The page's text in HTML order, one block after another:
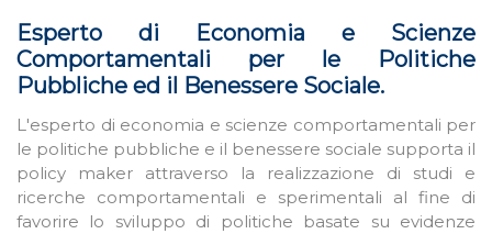
Esperto di Economia e Scienze
Comportamentali per le Politiche
Pubbliche ed il Benessere Sociale.
L'esperto di economia e scienze comportamentali per
le politiche pubbliche e il benessere sociale supporta il
policy maker attraverso la realizzazione di studi e
ricerche comportamentali e sperimentali al fine di
favorire lo sviluppo di politiche basate su evidenze